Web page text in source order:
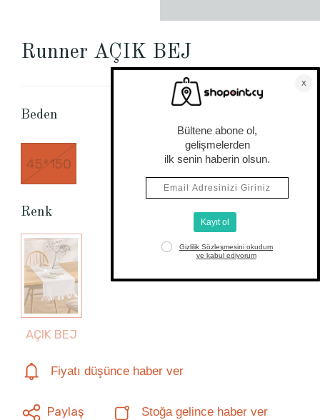
Runner AÇIK BEJ
Beden
45*150
Renk
AÇIK BEJ
Fiyatı düşünce haber ver
Paylaş Stoğa gelince haber ver